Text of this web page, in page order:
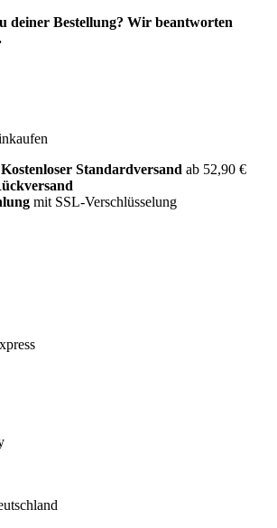
deiner Bestellung? Wir beantworten
Standardversand ab 52,90 €
mit SSL-Verschlüsselung